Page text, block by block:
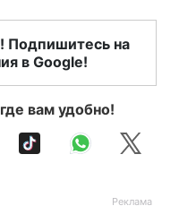
Подпишитесь на
в Google!
вам удобно!